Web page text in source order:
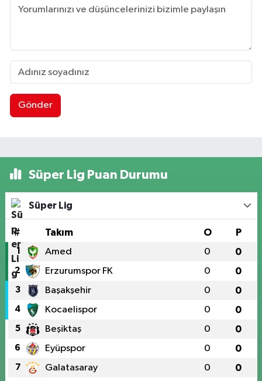
Gönder
Süper Lig Puan Durumu
Süper Lig
# Takım O P
1 Amed 0 0
2 Erzurumspor FK 0 0
3 Başakşehir 0 0
4 Kocaelispor 0 0
5 Beşiktaş 0 0
6 Eyüpspor 0 0
7 Galatasaray 0 0